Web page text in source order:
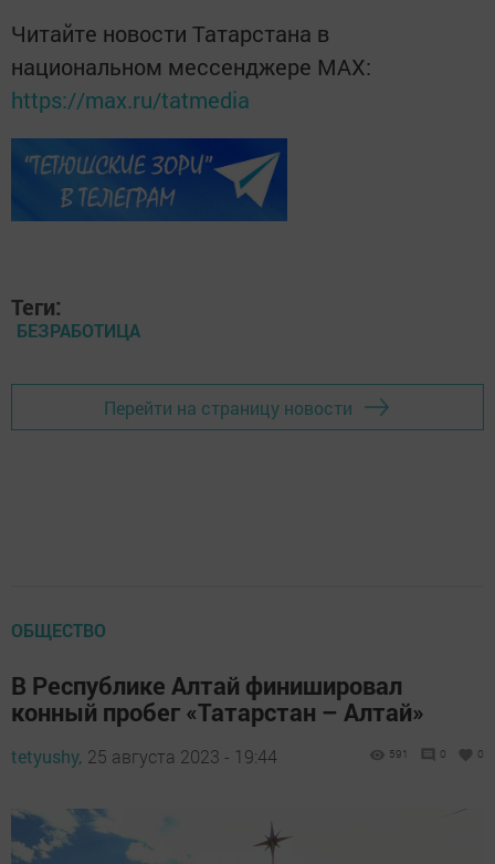
Читайте новости Татарстана в
национальном мессенджере MАХ:
https://max.ru/tatmedia
Теги:
БЕЗРАБОТИЦА
Перейти на страницу новости
ОБЩЕСТВО
В Республике Алтай финишировал
конный пробег «Татарстан – Алтай»
tetyushy, 25 августа 2023 - 19:44 591 0 0